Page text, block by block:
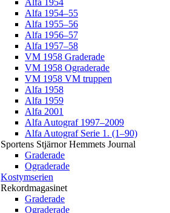
Alfa 1954
Alfa 1954–55
Alfa 1955–56
Alfa 1956–57
Alfa 1957–58
VM 1958 Graderade
VM 1958 Ograderade
VM 1958 VM truppen
Alfa 1958
Alfa 1959
Alfa 2001
Alfa Autograf 1997–2009
Alfa Autograf Serie 1. (1–90)
Sportens Stjärnor Hemmets Journal
Graderade
Ograderade
Kostymserien
Rekordmagasinet
Graderade
Ograderade